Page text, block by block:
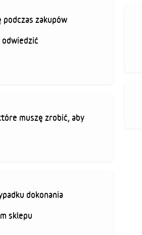
podczas zakupów
odwiedzić
muszę zrobić, aby
dokonania
sklepu